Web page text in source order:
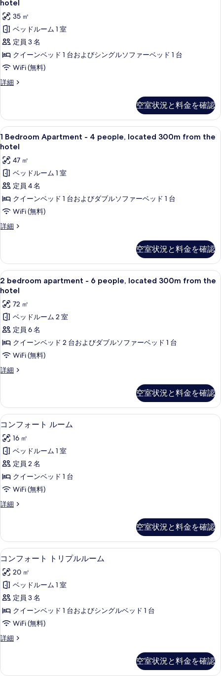
て
の
写
真
を
表
示
the
hotel
の
詳
細
1
chambre,
located
300m
from
the
hotel
す
べ
て
の
写
真
を
表
示
す
hotel
35 ㎡
ベッドルーム 1 室
定員 3 名
クイーンベッド 1 台およびシングルソファーベッド 1 台
WiFi (無料)
詳細
Appartement
chambre,
located
300m
from
hotel
の
詳
細
空室状況と料金を確認
1
Bedroom
Apartment
-
4
people,
located
300m
from
the
の
す
べ
て
の
写
真
を
表
示
1 Bedroom Apartment - 4 people,
15
1 Bedroom Apartment - 4 people, located 300m from the
hotel
47 ㎡
ベッドルーム 1 室
定員 4 名
クイーンベッド 1 台およびダブルソファーベッド 1 台
WiFi (無料)
詳細
1
4
people,
located
300m
the
hotel
の
詳
細
空室状況と料金を確認
2
bedroom
apartment
-
6
people,
located
300m
from
the
の
す
べ
て
の
写
真
を
表
る
2 bedroom apartment - 6 people,
13
2 bedroom apartment - 6 people, located 300m from the
hotel
72 ㎡
ベッドルーム 2 室
定員 6 名
クイーンベッド 2 台およびダブルソファーベッド 1 台
WiFi (無料)
詳細
2
6
people,
located
from
the
の
詳
細
空室状況と料金を確認
コ
ン
フ
ォ
ー
ト
ル
ー
の
す
べ
て
の
写
真
を
表
高級寝具、セーフティボックス (室内
10
コンフォート ルーム
16 ㎡
ベッドルーム 1 室
定員 2 名
クイーンベッド 1 台
WiFi (無料)
詳細
コ
ー
ト
ル
ム
の
細
空室状況と料金を確認
コ
ン
フ
ォ
ー
ト
ト
リ
ル
コンフォート トリプルルーム | 高級
6
コンフォート トリプルルーム
20 ㎡
ベッドルーム 1 室
定員 3 名
クイーンベッド 1 台およびシングルベッド 1 台
WiFi (無料)
詳細
コ
ー
空室状況と料金を確認